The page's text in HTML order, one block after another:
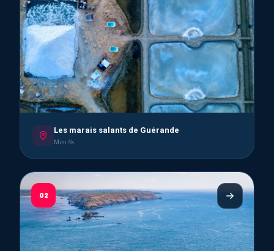
Les marais salants de Guérande
Mini 4k
02